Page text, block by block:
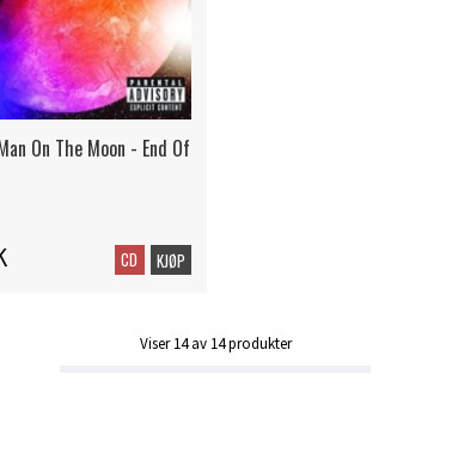
On The Moon - End Of
CD KJØP
Viser14av 14produkter